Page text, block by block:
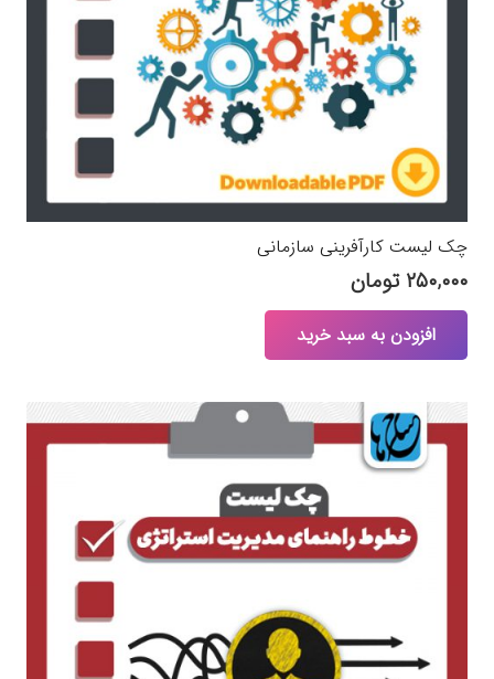
چک لیست کارآفرینی سازمانی
۲۵۰,۰۰۰ تومان
افزودن به سبد خرید